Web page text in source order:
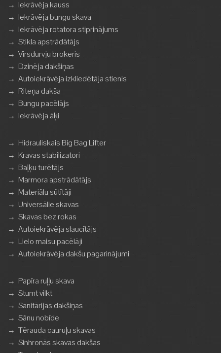
→ Iekrāvēja kauss
→ Iekrāvēja bungu skava
→ Iekrāvēja rotatora stiprinājums
→ Stikla apstrādātājs
→ Virsdurvju brokeris
→ Dzinēja dakšiņas
→ Autoiekrāvēja izkliedētāja stienis
→ Riteņa dakša
→ Bungu pacēlājs
→ Iekrāvēja āķi
→ Hidrauliskais Big Bag Lifter
→ Kravas stabilizatori
→ Baļķu turētājs
→ Marmora apstrādātājs
→ Materiālu sūtītāji
→ Universālie skavas
→ Skavas bez rokas
→ Autoiekrāvēja slaucītājs
→ Lielo maisu pacēlāji
→ Autoiekrāvēja dakšu pagarinājumi
→ Papīra ruļļu skava
→ Stumt vilkt
→ Sanitārijas dakšiņas
→ Sānu nobīde
→ Tērauda cauruļu skavas
→ Sinhronās skavas dakšas